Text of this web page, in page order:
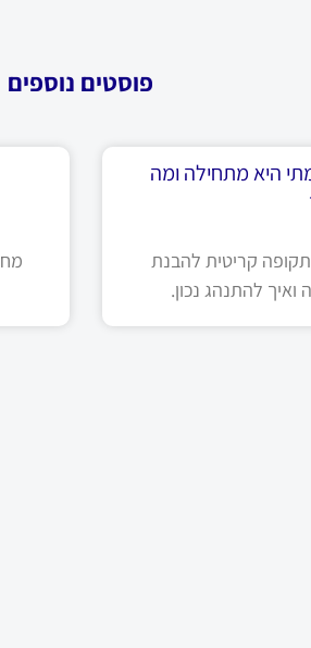
פוסטים נוספים
היא מתחילה ומה
קריטית להבנת
להתנהג נכון.